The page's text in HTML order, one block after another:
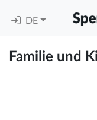
DE
Familie und